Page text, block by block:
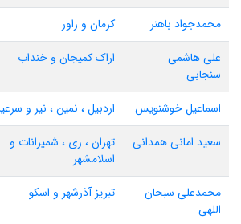
محمدجواد باهنر
کرمان و راور
علی هاشمی
سنجابی
اراک کمیجان و خنداب
اسماعیل خوشنویس اردبیل ، نمین ، نیر و
سعید امانی همدانی
تهران ، ری ، شمیرانات و
اسلامشهر
محمدعلی سبحان
اللهی
تبریز آذرشهر و اسکو